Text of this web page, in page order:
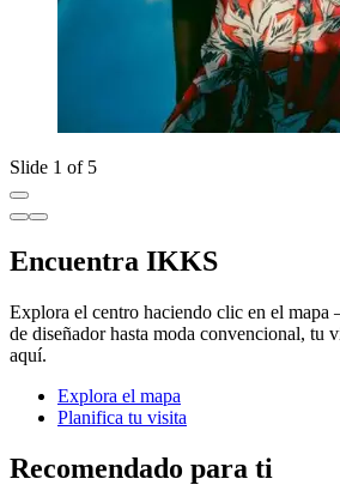
Slide 1 of 5
Encuentra IKKS
Explora el centro haciendo clic en el mapa
de diseñador hasta moda convencional, tu
aquí.
Explora el mapa
Planifica tu visita
Recomendado para ti